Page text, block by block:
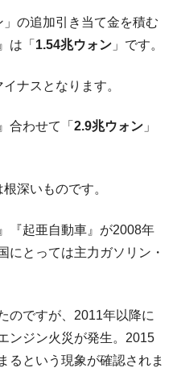
の追加引き当て金を積む
は「 1.54兆ウォン 」です。
ナスとなります。
合わせて「 2.9兆ウォン 」
深いものです。
『起亜自動車』が2008年
にとっては主力ガソリン・
のですが、2011年以降に
ンジン火災が発生。2015
るという現象が確認されま